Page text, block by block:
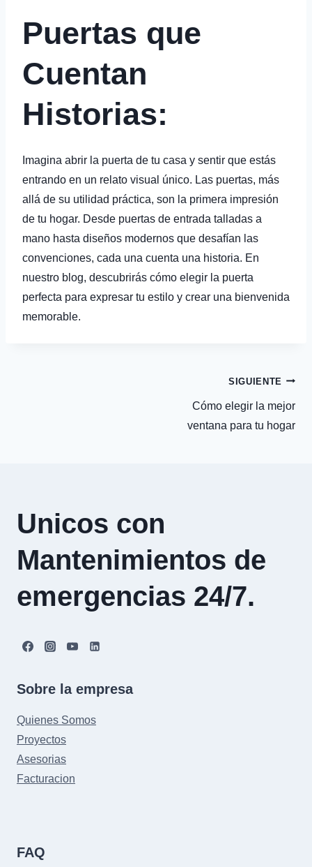
Puertas que
Cuentan
Historias:
Imagina abrir la puerta de tu casa y sentir que estás
entrando en un relato visual único. Las puertas, más
allá de su utilidad práctica, son la primera impresión
de tu hogar. Desde puertas de entrada talladas a
mano hasta diseños modernos que desafían las
convenciones, cada una cuenta una historia. En
nuestro blog, descubrirás cómo elegir la puerta
perfecta para expresar tu estilo y crear una bienvenida
memorable.
SIGUIENTE
Cómo elegir la mejor
ventana para tu hogar
Unicos con
Mantenimientos de
emergencias 24/7.
Sobre la empresa
Quienes Somos
Proyectos
Asesorias
Facturacion
FAQ